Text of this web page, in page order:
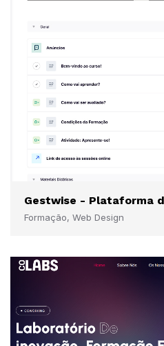
Gestwise - Plataforma
Formação, Web Design